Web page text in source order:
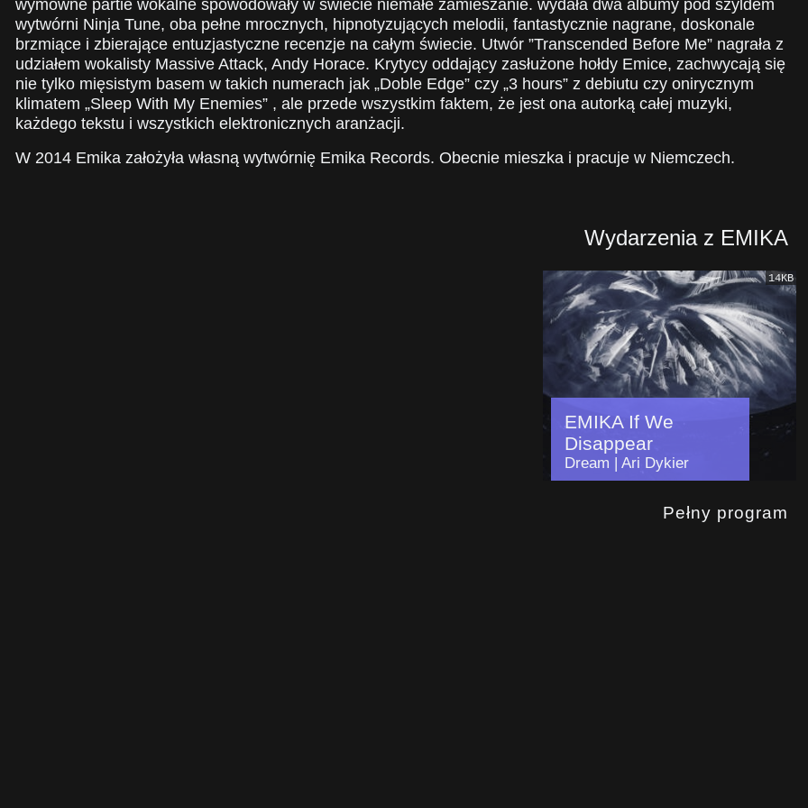
wymowne partie wokalne spowodowały w świecie niemałe zamieszanie. wydała dwa albumy pod szyldem
wytwórni Ninja Tune, oba pełne mrocznych, hipnotyzujących melodii, fantastycznie nagrane, doskonale
brzmiące i zbierające entuzjastyczne recenzje na całym świecie. Utwór ”Transcended Before Me” nagrała z
udziałem wokalisty Massive Attack, Andy Horace. Krytycy oddający zasłużone hołdy Emice, zachwycają się
nie tylko mięsistym basem w takich numerach jak „Doble Edge” czy „3 hours” z debiutu czy onirycznym
klimatem „Sleep With My Enemies” , ale przede wszystkim faktem, że jest ona autorką całej muzyki,
każdego tekstu i wszystkich elektronicznych aranżacji.
W 2014 Emika założyła własną wytwórnię Emika Records. Obecnie mieszka i pracuje w Niemczech.
Wydarzenia z EMIKA
14KB
EMIKA If We
Disappear
Dream | Ari Dykier
Pełny program